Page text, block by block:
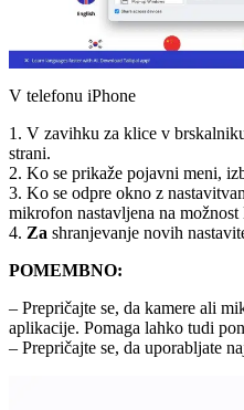
V telefonu iPhone
1. V zavihku za klice v
strani.
2. Ko se prikaže pojavni meni,
3. Ko se odpre okno z
mikrofon nastavljena na
4. Za shranjevanje novih
POMEMBNO:
– Prepričajte se, da kamere ali
aplikacije. Pomaga lahko tudi
– Prepričajte se, da uporabljate